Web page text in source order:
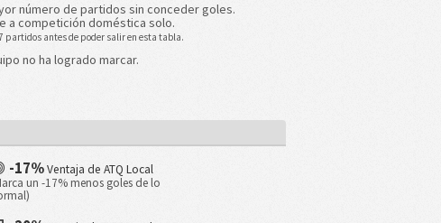
número de partidos sin conceder goles.
a competición doméstica solo.
partidos antes de poder salir en esta tabla.
no ha logrado marcar.
-17%Ventaja de ATQ Local
un -17% menos goles de lo